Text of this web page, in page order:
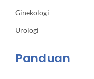
Ginekologi
Urologi
Panduan